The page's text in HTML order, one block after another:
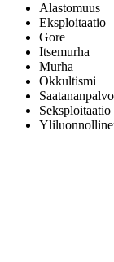
Alastomuus
Eksploitaatio
Gore
Itsemurha
Murha
Okkultismi
Seksploitaatio